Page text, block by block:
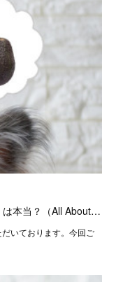
は本当？（All About…
いております。今回ご